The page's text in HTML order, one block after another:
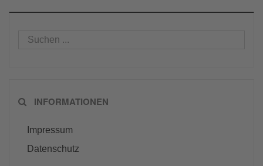
INFORMATIONEN
Impressum
Datenschutz